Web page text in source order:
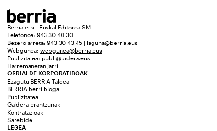
Berria.eus - Euskal Editorea SM
Telefonoa: 943 30 40 30
Bezero arreta: 943 30 43 45 | laguna@berria.eus
Webgunea: webgunea@berria.eus
Publizitatea: publi@bidera.eus
Harremanetan jarri
ORRIALDE KORPORATIBOAK
Ezagutu BERRIA Taldea
BERRIA berri bloga
Publizitatea
Galdera-erantzunak
Kontratazioak
Sarebide
LEGEA